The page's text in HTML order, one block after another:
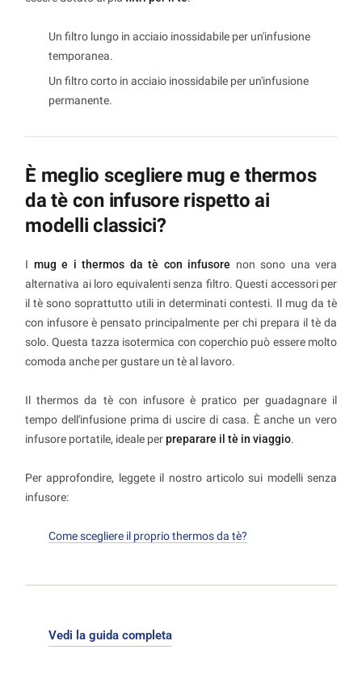
Un filtro lungo in acciaio inossidabile per un'infusione
temporanea.
Un filtro corto in acciaio inossidabile per un'infusione
permanente.
È meglio scegliere mug e thermos
da tè con infusore rispetto ai
modelli classici?
I mug e i thermos da tè con infusore non sono una vera
alternativa ai loro equivalenti senza filtro. Questi accessori per
il tè sono soprattutto utili in determinati contesti. Il mug da tè
con infusore è pensato principalmente per chi prepara il tè da
solo. Questa tazza isotermica con coperchio può essere molto
comoda anche per gustare un tè al lavoro.
Il thermos da tè con infusore è pratico per guadagnare il
tempo dell'infusione prima di uscire di casa. È anche un vero
infusore portatile, ideale perpreparare il tè in viaggio.
Per approfondire, leggete il nostro articolo sui modelli senza
infusore:
Come scegliere il proprio thermos da tè?
Vedi la guida completa